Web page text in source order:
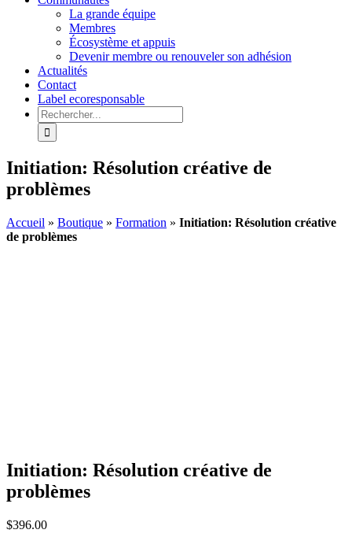
La grande équipe
Membres
Écosystème et appuis
Devenir membre ou renouveler son adhésion
Actualités
Contact
Label ecoresponsable
Rechercher:
Initiation: Résolution créative de
problèmes
Accueil » Boutique » Formation » Initiation: Résolution créative
de problèmes
Initiation: Résolution créative de
problèmes
$396.00